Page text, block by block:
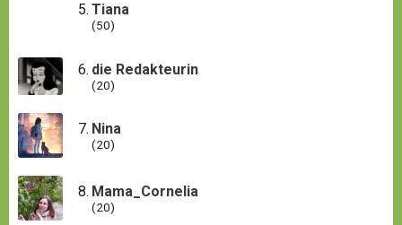
Tiana
(50)
die Redakteurin
(20)
Nina
(20)
Mama_Cornelia
(20)